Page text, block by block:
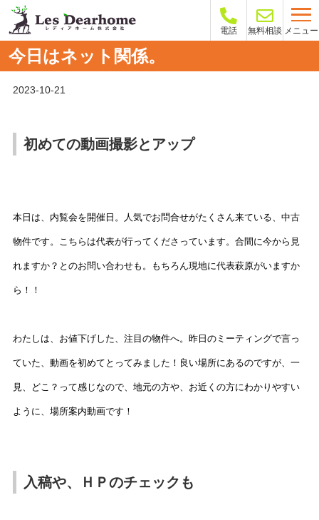
電話 無料相談 メニュー
今日はネット関係。
2023-10-21
初めての動画撮影とアップ
本日は、内覧会を開催日。人気でお問合せがたくさん来ている、中古
物件です。こちらは代表が行ってくださっています。合間に今から見
れますか？とのお問い合わせも。もちろん現地に代表萩原がいますか
ら！！
わたしは、お値下げした、注目の物件へ。昨日のミーティングで言っ
ていた、動画を初めてとってみました！良い場所にあるのですが、一
見、どこ？って感じなので、地元の方や、お近くの方にわかりやすい
ように、場所案内動画です！
入稿や、ＨＰのチェックも